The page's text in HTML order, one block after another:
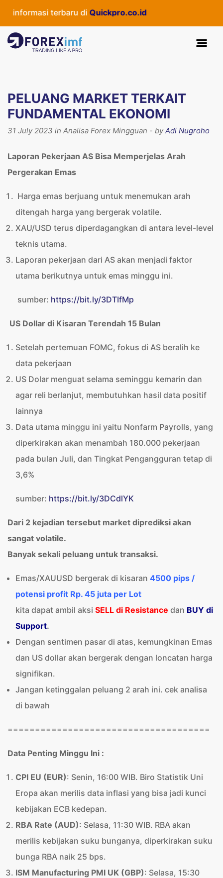
terbaru diQuickpro.co.id
PELUANG MARKET TERKAIT
FUNDAMENTAL EKONOMI
31 July 2023 in Analisa Forex Mingguan - byAdi Nugroho
Laporan Pekerjaan AS Bisa Memperjelas Arah
Pergerakan Emas
Harga emas berjuang untuk menemukan arah
ditengah harga yang bergerak volatile.
XAU/USD terus diperdagangkan di antara level-level
teknis utama.
Laporan pekerjaan dari AS akan menjadi faktor
utama berikutnya untuk emas minggu ini.
sumber: https://bit.ly/3DTIfMp
US Dollar di Kisaran Terendah 15 Bulan
Setelah pertemuan FOMC, fokus di AS beralih ke
data pekerjaan
US Dolar menguat selama seminggu kemarin dan
agar reli berlanjut, membutuhkan hasil data positif
lainnya
Data utama minggu ini yaitu Nonfarm Payrolls, yang
diperkirakan akan menambah 180.000 pekerjaan
pada bulan Juli, dan Tingkat Pengangguran tetap di
3,6%
sumber: https://bit.ly/3DCdlYK
Dari 2 kejadian tersebut market diprediksi akan
sangat volatile.
Banyak sekali peluang untuk transaksi.
Emas/XAUUSD bergerak di kisaran 4500 pips /
potensi profit Rp. 45 juta per Lot
kita dapat ambil aksi SELL di Resistance dan BUY di
Support.
Dengan sentimen pasar di atas, kemungkinan Emas
dan US dollar akan bergerak dengan loncatan harga
signifikan.
Jangan ketinggalan peluang 2 arah ini. cek analisa
di bawah
=====================================
Data Penting Minggu Ini :
CPI EU (EUR): Senin, 16:00 WIB. Biro Statistik Uni
Eropa akan merilis data inflasi yang bisa jadi kunci
kebijakan ECB kedepan.
RBA Rate (AUD): Selasa, 11:30 WIB. RBA akan
merilis kebijakan suku bunganya, diperkirakan suku
bunga RBA naik 25 bps.
ISM Manufacturing PMI UK (GBP): Selasa, 15:30